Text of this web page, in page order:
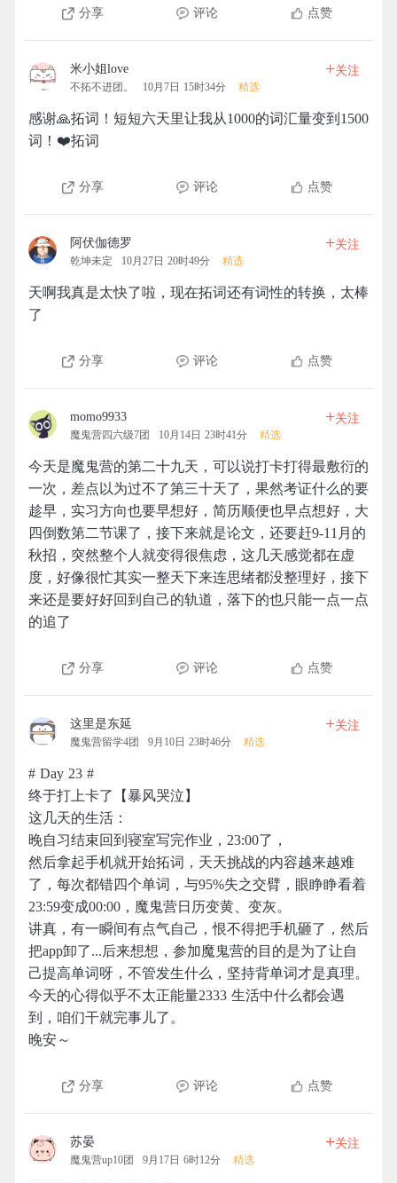
分享 评论 点赞
米小姐love
不拓不进团。 10月7日 15时34分 精选
+关注
感谢🙏拓词！短短六天里让我从1000的词汇量变到1500
词！❤️拓词
分享 评论 点赞
阿伏伽德罗
乾坤未定 10月27日 20时49分 精选
+关注
天啊我真是太快了啦，现在拓词还有词性的转换，太棒
了
分享 评论 点赞
momo9933
魔鬼营四六级7团 10月14日 23时41分 精选
+关注
今天是魔鬼营的第二十九天，可以说打卡打得最敷衍的
一次，差点以为过不了第三十天了，果然考证什么的要
趁早，实习方向也要早想好，简历顺便也早点想好，大
四倒数第二节课了，接下来就是论文，还要赶9-11月的
秋招，突然整个人就变得很焦虑，这几天感觉都在虚
度，好像很忙其实一整天下来连思绪都没整理好，接下
来还是要好好回到自己的轨道，落下的也只能一点一点
的追了
分享 评论 点赞
这里是东延
魔鬼营留学4团 9月10日 23时46分 精选
+关注
# Day 23 #
终于打上卡了【暴风哭泣】
这几天的生活：
晚自习结束回到寝室写完作业，23:00了，
然后拿起手机就开始拓词，天天挑战的内容越来越难
了，每次都错四个单词，与95%失之交臂，眼睁睁看着
23:59变成00:00，魔鬼营日历变黄、变灰。
讲真，有一瞬间有点气自己，恨不得把手机砸了，然后
把app卸了...后来想想，参加魔鬼营的目的是为了让自
己提高单词呀，不管发生什么，坚持背单词才是真理。
今天的心得似乎不太正能量2333 生活中什么都会遇
到，咱们干就完事儿了。
晚安～
分享 评论 点赞
苏晏
魔鬼营up10团 9月17日 6时12分 精选
+关注